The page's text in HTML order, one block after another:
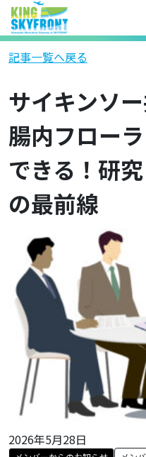
記事一覧へ戻る
サイキンソー
腸内フロー
できる！研
の最前線
2026年5月28日